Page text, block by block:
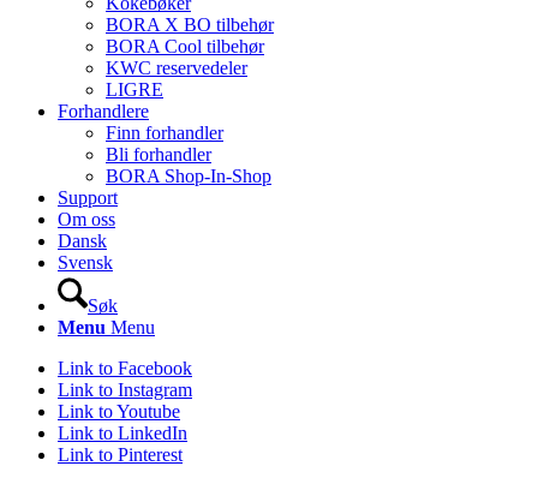
BORA X BO tilbehør
BORA Cool tilbehør
KWC reservedeler
LIGRE
Forhandlere
Finn forhandler
Bli forhandler
BORA Shop-In-Shop
Support
Om oss
Dansk
Svensk
Søk
Menu Menu
Link to Facebook
Link to Instagram
Link to Youtube
Link to LinkedIn
Link to Pinterest